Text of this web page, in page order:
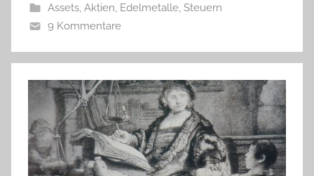
Assets, Aktien, Edelmetalle, Steuern
9 Kommentare